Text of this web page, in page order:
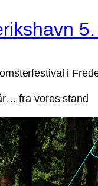
i
fra vores stand